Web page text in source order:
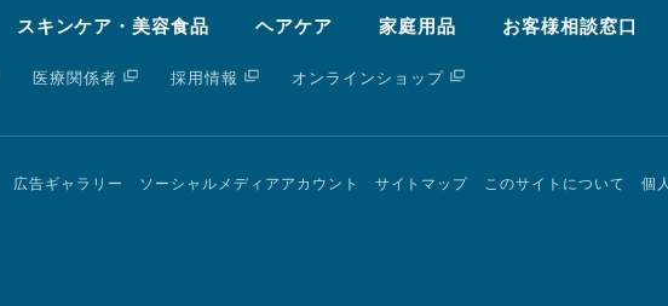
スキンケア・美容食品 ヘアケア 家庭用品 お客様相談窓口
医療関係者 採用情報 オンラインショップ
広告ギャラリー ソーシャルメディアアカウント サイトマップ このサイトについて 個